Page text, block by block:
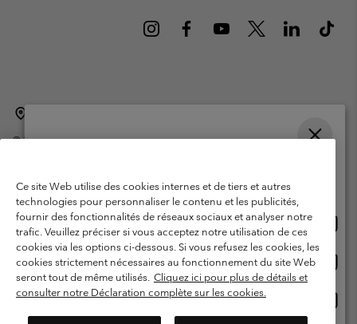
©2026Columbia Sportswear International Sarl. Avenue des Morgines, 12
Garanties Légales
Politique de confidentialité
Conditions d'utilisation - Membres
Conditions D'utilisation - Contenu généré par l'utilisateur
Impressum
Cookies
Ce site Web utilise des cookies internes et de tiers et autres
technologies pour personnaliser le contenu et les publicités,
fournir des fonctionnalités de réseaux sociaux et analyser notre
trafic. Veuillez préciser si vous acceptez notre utilisation de ces
cookies via les options ci-dessous. Si vous refusez les cookies, les
cookies strictement nécessaires au fonctionnement du site Web
seront tout de même utilisés. Cliquez ici pour plus de détails et
consulter notre Déclaration complète sur les cookies.
Achats en ligne disponibles
United States
ligne
Belgium-English
ligne
Belgium-Français